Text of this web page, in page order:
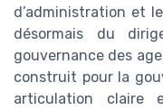
d’administration et
désormais du
gouvernance des
construit pour la
articulation claire